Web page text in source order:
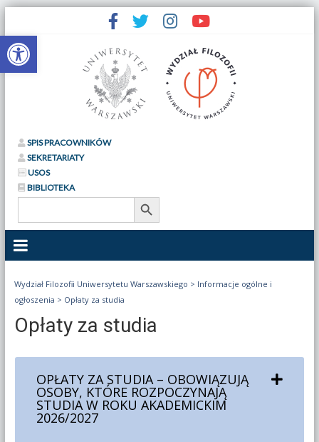
Otwórz pasek narzędzi
SPIS PRACOWNIKÓW
SEKRETARIATY
USOS
BIBLIOTEKA
Search
Search Button
Wydział Filozofii Uniwersytetu Warszawskiego > Informacje ogólne i
ogłoszenia > Opłaty za studia
Opłaty za studia
OPŁATY ZA STUDIA – OBOWIĄZUJĄ
OSOBY, KTÓRE ROZPOCZYNAJĄ
STUDIA W ROKU AKADEMICKIM
2026/2027